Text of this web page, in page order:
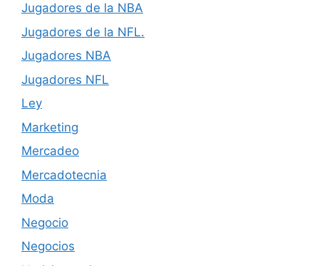
Jugadores de la NBA
Jugadores de la NFL.
Jugadores NBA
Jugadores NFL
Ley
Marketing
Mercadeo
Mercadotecnia
Moda
Negocio
Negocios